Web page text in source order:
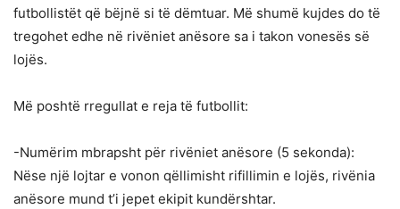
futbollistët që bëjnë si të dëmtuar. Më shumë kujdes do të
tregohet edhe në rivëniet anësore sa i takon vonesës së
lojës.
Më poshtë rregullat e reja të futbollit:
-Numërim mbrapsht për rivëniet anësore (5 sekonda):
Nëse një lojtar e vonon qëllimisht rifillimin e lojës, rivënia
anësore mund t’i jepet ekipit kundërshtar.